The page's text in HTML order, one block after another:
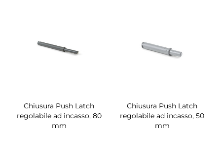
Chiusura Push Latch
regolabile ad incasso, 80
mm
Chiusura Push Latch
regolabile ad incasso, 50
mm